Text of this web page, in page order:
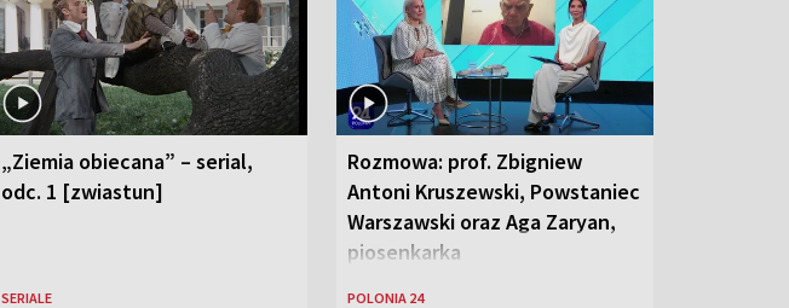
„Ziemia obiecana” – serial,
odc. 1 [zwiastun]
SERIALE
Rozmowa: prof. Zbigniew
Antoni Kruszewski, Powstaniec
Warszawski oraz Aga Zaryan,
piosenkarka
POLONIA 24